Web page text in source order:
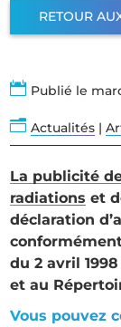
RETOUR
 Publié le
n Actualités |
La publicité
radiations et
déclaration
du 2 avril
et au
Vous pouvez